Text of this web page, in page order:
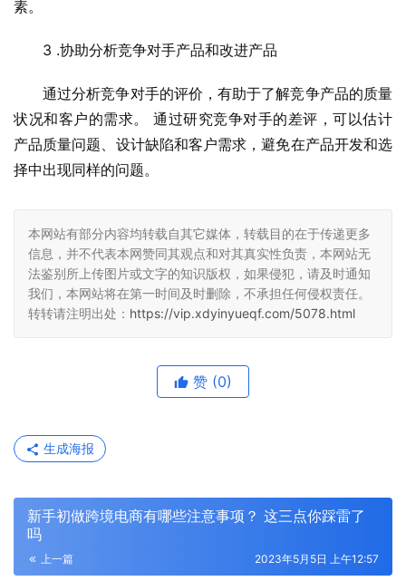
素。
3 .协助分析竞争对手产品和改进产品
通过分析竞争对手的评价，有助于了解竞争产品的质量
状况和客户的需求。 通过研究竞争对手的差评，可以估计
产品质量问题、设计缺陷和客户需求，避免在产品开发和选
择中出现同样的问题。
本网站有部分内容均转载自其它媒体，转载目的在于传递更多
信息，并不代表本网赞同其观点和对其真实性负责，本网站无
法鉴别所上传图片或文字的知识版权，如果侵犯，请及时通知
我们，本网站将在第一时间及时删除，不承担任何侵权责任。
转转请注明出处： https://vip.xdyinyueqf.com/5078.html
赞 (0)
生成海报
新手初做跨境电商有哪些注意事项？ 这三点你踩雷了
吗
上一篇 2023年5月5日 上午12:57